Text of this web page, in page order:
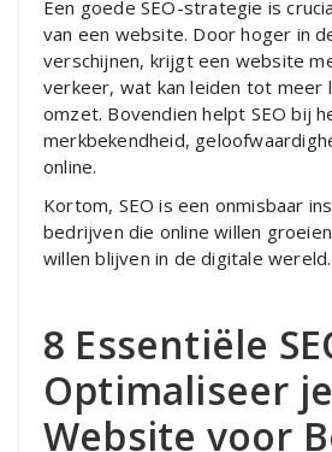
Een goede SEO-strategie is
van een website. Door hoger in
verschijnen, krijgt een website
verkeer, wat kan leiden tot meer
omzet. Bovendien helpt SEO bij
merkbekendheid,
online.
Kortom, SEO is een onmisbaar
bedrijven die online willen
willen blijven in de digitale wereld.
8 Essentiële
Optimaliseer je
Website voor